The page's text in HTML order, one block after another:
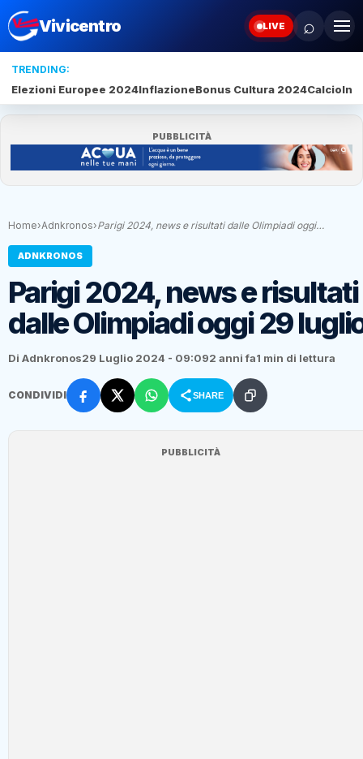
Vivicentro LIVE ⌕
TRENDING:
Elezioni Europee 2024InflazioneBonus Cultura 2024Calcio
PUBBLICITÀ
Home›Adnkronos›Parigi 2024, news e risultati dalle Olimpiadi oggi…
ADNKRONOS
Parigi 2024, news e risultati
dalle Olimpiadi oggi 29
Di Adnkronos29 Luglio 2024 - 09:092 anni fa1 min di lettura
CONDIVIDI SHARE
PUBBLICITÀ